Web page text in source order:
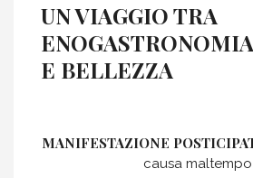
UN VIAGGIO TRA
E BELLEZZA
MANIFESTAZIONE
causa